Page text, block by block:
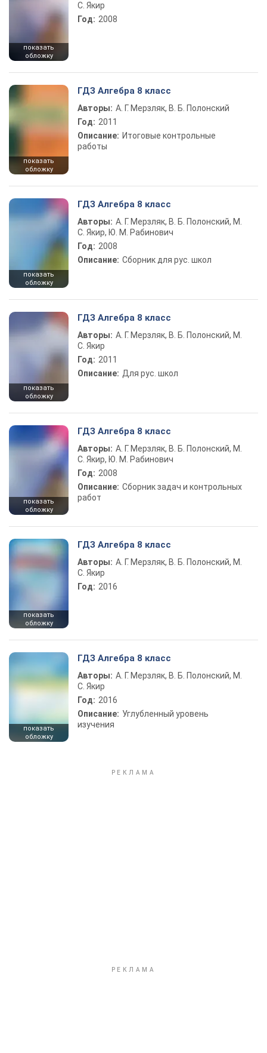
показать
обложку
С. Якир
Год: 2008
показать
обложку
ГДЗ Алгебра 8 класс
Авторы: А. Г. Мерзляк, В. Б. Полонский
Год: 2011
Описание: Итоговые контрольные
работы
показать
обложку
ГДЗ Алгебра 8 класс
Авторы: А. Г. Мерзляк, В. Б. Полонский, М.
С. Якир, Ю. М. Рабинович
Год: 2008
Описание: Сборник для рус. школ
показать
обложку
ГДЗ Алгебра 8 класс
Авторы: А. Г. Мерзляк, В. Б. Полонский, М.
С. Якир
Год: 2011
Описание: Для рус. школ
показать
обложку
ГДЗ Алгебра 8 класс
Авторы: А. Г. Мерзляк, В. Б. Полонский, М.
С. Якир, Ю. М. Рабинович
Год: 2008
Описание: Сборник задач и контрольных
работ
показать
обложку
ГДЗ Алгебра 8 класс
Авторы: А. Г. Мерзляк, В. Б. Полонский, М.
С. Якир
Год: 2016
показать
обложку
ГДЗ Алгебра 8 класс
Авторы: А. Г. Мерзляк, В. Б. Полонский, М.
С. Якир
Год: 2016
Описание: Углубленный уровень
изучения